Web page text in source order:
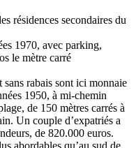
résidences secondaires du
1970, avec parking,
le mètre carré
sans rabais sont ici monnaie
1950, à mi-chemin
de 150 mètres carrés à
Un couple d’expatriés a
de 820.000 euros.
abordables qu’au sud de